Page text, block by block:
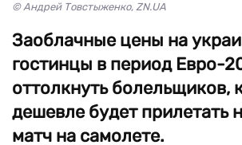
© Андрей Товстыженко, ZN.UA
Заоблачные цены на
гостинцы в период Евро-
оттолкнуть болельщиков,
дешевле будет прилетать
матч на самолете.